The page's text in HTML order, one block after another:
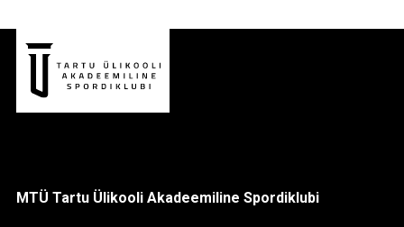
MTÜ Tartu Ülikooli Akadeemiline Spordiklubi